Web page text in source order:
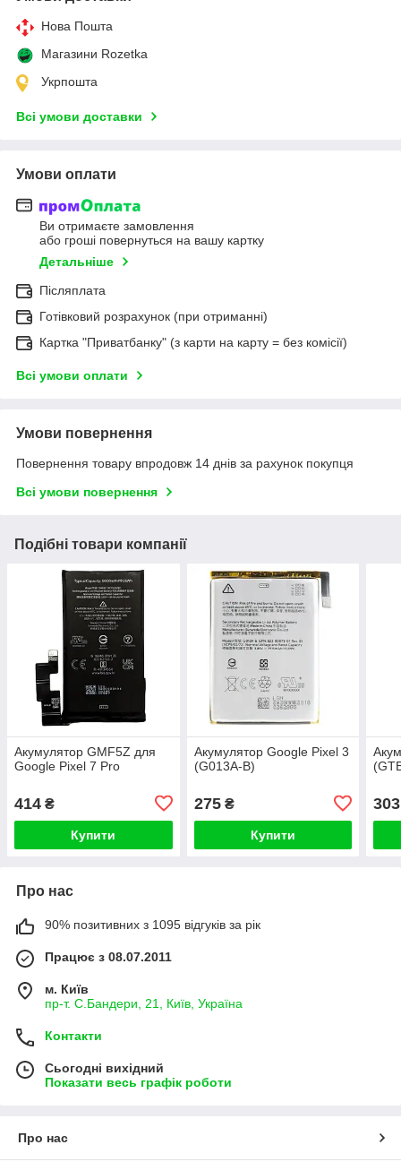
Нова Пошта
Магазини Rozetka
Укрпошта
Всі умови доставки
Умови оплати
Ви отримаєте замовлення
або гроші повернуться на вашу картку
Детальніше
Післяплата
Готівковий розрахунок (при отриманні)
Картка "Приватбанку" (з карти на карту = без комісії)
Всі умови оплати
Умови повернення
Повернення товару впродовж 14 днів за рахунок покупця
Всі умови повернення
Подібні товари компанії
Акумулятор GMF5Z для
Google Pixel 7 Pro
414 ₴
Купити
Акумулятор Google Pixel 3
(G013A-B)
275₴
Купити
303
Про нас
90% позитивних з 1095 відгуків за рік
Працює з 08.07.2011
м. Київ
пр-т. С.Бандери, 21, Київ, Україна
Контакти
Сьогодні вихідний
Показати весь графік роботи
Про нас